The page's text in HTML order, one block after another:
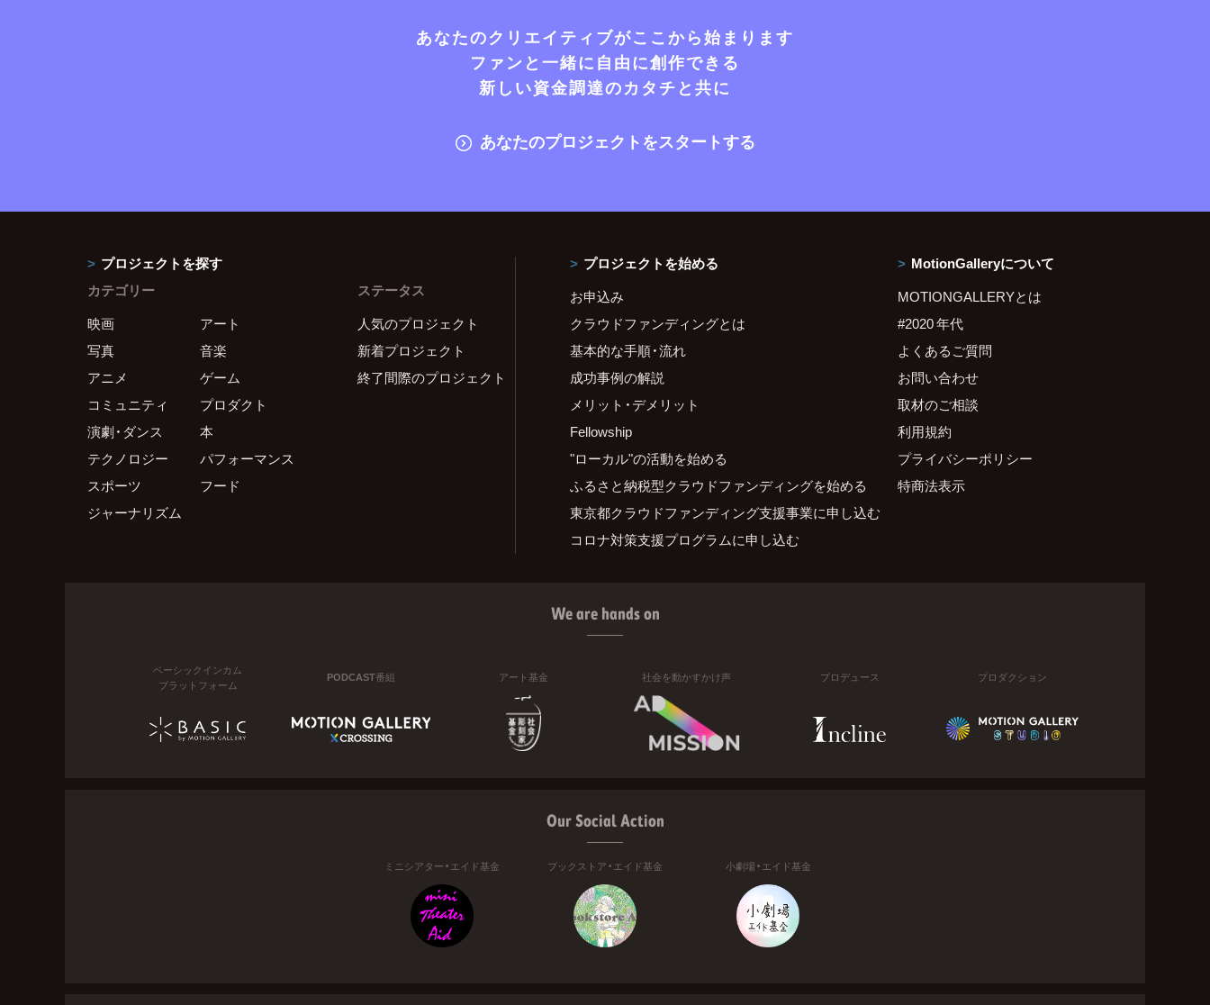
あなたのクリエイティブがここから始まります
ファンと一緒に自由に創作できる
新しい資金調達のカタチと共に
あなたのプロジェクトをスタートする
プロジェクトを探す
カテゴリー
映画
アート
写真
音楽
アニメ
ゲーム
コミュニティ
プロダクト
演劇・ダンス
本
テクノロジー
パフォーマンス
スポーツ
フード
ジャーナリズム
ステータス
人気のプロジェクト
新着プロジェクト
終了間際のプロジェクト
プロジェクトを始める
お申込み
クラウドファンディングとは
基本的な手順・流れ
成功事例の解説
メリット・デメリット
Fellowship
"ローカル"の活動を始める
ふるさと納税型クラウドファンディングを始める
東京都クラウドファンディング支援事業に申し込む
コロナ対策支援プログラムに申し込む
MotionGalleryについて
MOTIONGALLERYとは
#2020 年代
よくあるご質問
お問い合わせ
取材のご相談
利用規約
プライバシーポリシー
特商法表示
We are hands on
ベーシックインカム
プラットフォーム
PODCAST番組 アート基金 社会を動かすかけ声 プロデュース プロダクション
Our Social Action
ミニシアター・エイド基金 ブックストア・エイド基金 小劇場・エイド基金